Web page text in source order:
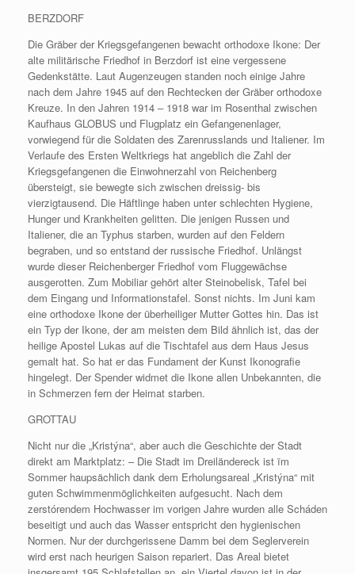
BERZDORF
Die Gräber der Kriegsgefangenen bewacht orthodoxe Ikone: Der
alte militärische Friedhof in Berzdorf ist eine vergessene
Gedenkstätte. Laut Augenzeugen standen noch einige Jahre
nach dem Jahre 1945 auf den Rechtecken der Gräber orthodoxe
Kreuze. In den Jahren 1914 – 1918 war im Rosenthal zwischen
Kaufhaus GLOBUS und Flugplatz ein Gefangenenlager,
vorwiegend für die Soldaten des Zarenrusslands und Italiener. Im
Verlaufe des Ersten Weltkriegs hat angeblich die Zahl der
Kriegsgefangenen die Einwohnerzahl von Reichenberg
übersteigt, sie bewegte sich zwischen dreissig- bis
vierzigtausend. Die Häftlinge haben unter schlechten Hygiene,
Hunger und Krankheiten gelitten. Die jenigen Russen und
Italiener, die an Typhus starben, wurden auf den Feldern
begraben, und so entstand der russische Friedhof. Unlängst
wurde dieser Reichenberger Friedhof vom Fluggewächse
ausgerotten. Zum Mobiliar gehört alter Steinobelisk, Tafel bei
dem Eingang und Informationstafel. Sonst nichts. Im Juni kam
eine orthodoxe Ikone der überheiliger Mutter Gottes hin. Das ist
ein Typ der Ikone, der am meisten dem Bild ähnlich ist, das der
heilige Apostel Lukas auf die Tischtafel aus dem Haus Jesus
gemalt hat. So hat er das Fundament der Kunst Ikonografie
hingelegt. Der Spender widmet die Ikone allen Unbekannten, die
in Schmerzen fern der Heimat starben.
GROTTAU
Nicht nur die „Kristýna“, aber auch die Geschichte der Stadt
direkt am Marktplatz: – Die Stadt im Dreiländereck ist ïm
Sommer haupsächlich dank dem Erholungsareal „Kristýna“ mit
guten Schwimmenmöglichkeiten aufgesucht. Nach dem
zerstórendem Hochwasser im vorigen Jahre wurden alle Scháden
beseitigt und auch das Wasser entspricht den hygienischen
Normen. Nur der durchgerissene Damm bei dem Seglerverein
wird erst nach heurigen Saison repariert. Das Areal bietet